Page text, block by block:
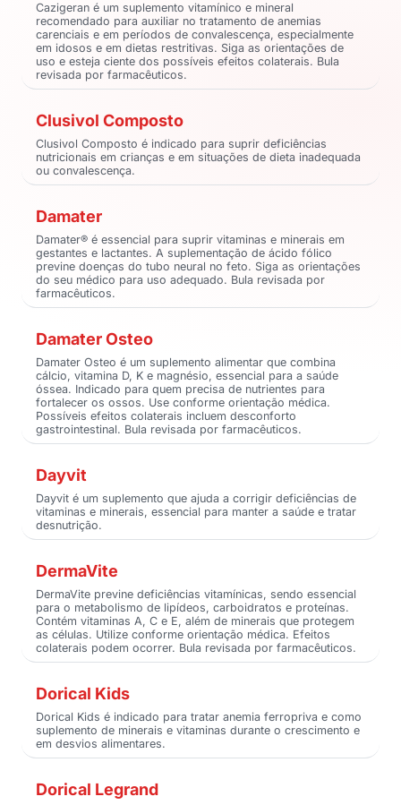
Cazigeran é um suplemento vitamínico e mineral
recomendado para auxiliar no tratamento de anemias
carenciais e em períodos de convalescença, especialmente
em idosos e em dietas restritivas. Siga as orientações de
uso e esteja ciente dos possíveis efeitos colaterais. Bula
revisada por farmacêuticos.
Clusivol Composto
Clusivol Composto é indicado para suprir deficiências
nutricionais em crianças e em situações de dieta inadequada
ou convalescença.
Damater
Damater® é essencial para suprir vitaminas e minerais em
gestantes e lactantes. A suplementação de ácido fólico
previne doenças do tubo neural no feto. Siga as orientações
do seu médico para uso adequado. Bula revisada por
farmacêuticos.
Damater Osteo
Damater Osteo é um suplemento alimentar que combina
cálcio, vitamina D, K e magnésio, essencial para a saúde
óssea. Indicado para quem precisa de nutrientes para
fortalecer os ossos. Use conforme orientação médica.
Possíveis efeitos colaterais incluem desconforto
gastrointestinal. Bula revisada por farmacêuticos.
Dayvit
Dayvit é um suplemento que ajuda a corrigir deficiências de
vitaminas e minerais, essencial para manter a saúde e tratar
desnutrição.
DermaVite
DermaVite previne deficiências vitamínicas, sendo essencial
para o metabolismo de lipídeos, carboidratos e proteínas.
Contém vitaminas A, C e E, além de minerais que protegem
as células. Utilize conforme orientação médica. Efeitos
colaterais podem ocorrer. Bula revisada por farmacêuticos.
Dorical Kids
Dorical Kids é indicado para tratar anemia ferropriva e como
suplemento de minerais e vitaminas durante o crescimento e
em desvios alimentares.
Dorical Legrand